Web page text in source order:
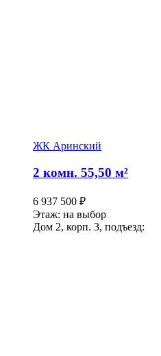
ЖК Аринский
2 комн. 55,50 м²
6 937 500 ₽
Этаж: на выбор
Дом 2, корп. 3, подъезд: